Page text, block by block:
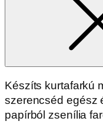
Készíts kurtafarkú
szerencséd egész
papírból zsenília